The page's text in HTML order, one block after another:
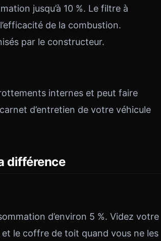
jusqu’à 10 %. Le filtre à
de la combustion.
par le constructeur.
internes et peut faire
d’entretien de votre véhicule
différence
d’environ 5 %. Videz votre
le coffre de toit quand vous ne les